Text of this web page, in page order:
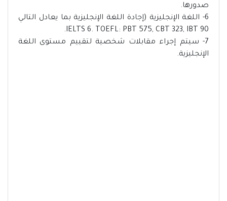
صدورها.
6- اللغة الإنجليزية (إجادة اللغة الإنجليزية بما يعادل التالي
IELTS 6. TOEFL: PBT 575, CBT 323, IBT 90.
7- سيتم إجراء مقابلات شخصية لتقييم مستوى اللغة
الإنجليزية.